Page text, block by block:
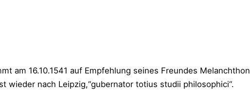
am 16.10.1541 auf Empfehlung seines Freundes Melanchthon
wieder nach Leipzig,“gubernator totius studii philosophici“.